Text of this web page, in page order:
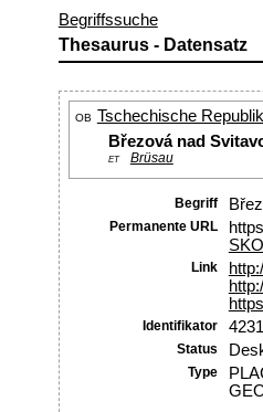
Begriffssuche
Thesaurus - Datensatz
OB Tschechische Republik
Březová nad
ET Brüsau
Begriff
Permanente URL
Link
Identifikator
Status
Type